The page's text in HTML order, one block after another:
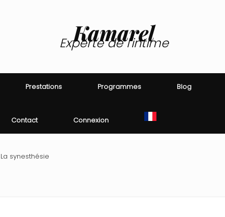
Kamarel
Experte de l'intime
Prestations Programmes Blog
Contact Connexion
La synesthésie